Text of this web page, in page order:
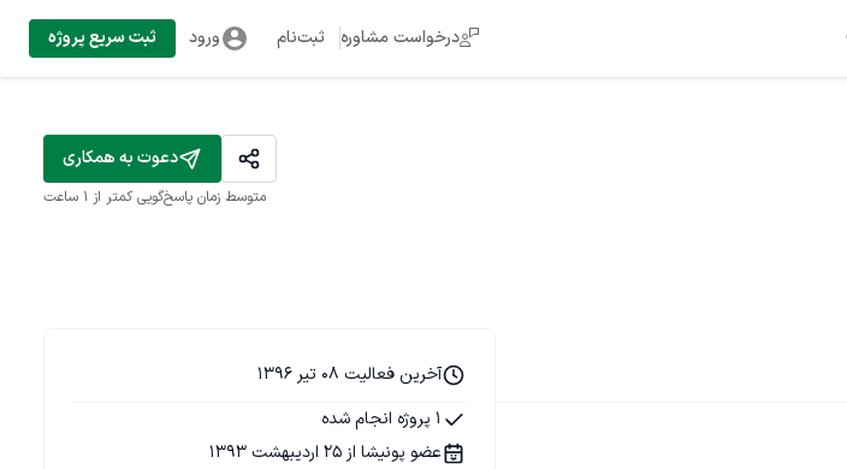
درخواست مشاوره ثبت‌نام ورود ثبت سریع پروژه
دعوت به همکاری
متوسط زمان پاسخ‌گویی کمتر از 1 ساعت
آخرین فعالیت 08 تیر 1396
1 پروژه انجام شده
عضو پونیشا از 25 اردیبهشت 1393